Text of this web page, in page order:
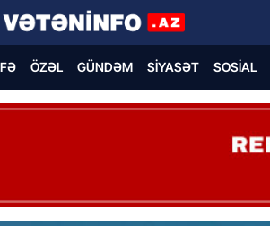
ÖZƏL GÜNDƏM SIYASƏT SOSIAL